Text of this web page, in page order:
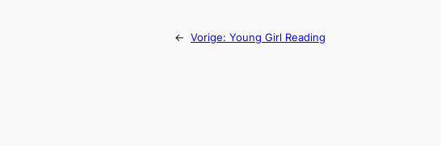
← Vorige: Young Girl Reading